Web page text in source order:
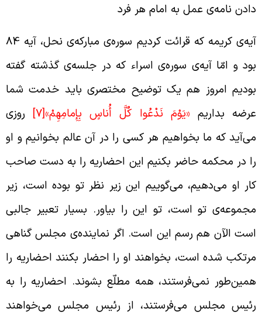
نامه‌ی عمل به امام هر فرد
آیه‌ی کریمه که قرائت کردیم سوره‌ی مبارکه‌ی نحل، آیه 84
و امّا آیه‌ی سوره‌ی اسراء که در جلسه‌ی گذشته گفته
امروز هم یک توضیح مختصری باید خدمت شما
بداریم «يَوْمَ نَدْعُوا كُلَّ أُناسٍ بِإِمامِهِمْ»[7] روزی
که ما بخواهیم هر کسی را در آن عالم بخوانیم و او
در محکمه حاضر بکنیم این احضاریه را به دست صاحب
او می‌دهیم، می‌گوییم این زیر نظر تو بوده است، زیر
تو است، تو این را بیاور. بسیار تعبیر جالبی
الآن هم رسم این است. اگر نماینده‌ی مجلس گناهی
شده است، بخواهند او را احضار بکنند احضاریه را
نمی‌فرستند، همه مطلّع بشوند. احضاریه را به
مجلس می‌فرستند، از رئیس مجلس می‌خواهند